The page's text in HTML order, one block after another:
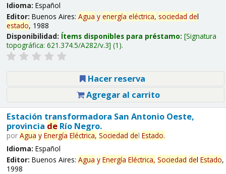
Idioma: Español
Editor: Buenos Aires: Agua y energía eléctrica, sociedad del
estado, 1988
Disponibilidad: Ítems disponibles para préstamo: Signatura
topográfica: 621.374.5/A282/v.3 (1).
Hacer reserva
Agregar al carrito
Estación transformadora San Antonio Oeste,
provincia deRío Negro.
por Agua y Energía Eléctrica, Sociedad del Estado.
Idioma: Español
Editor: Buenos Aires: Agua y Energía Eléctrica, Sociedad del Estado,
1998